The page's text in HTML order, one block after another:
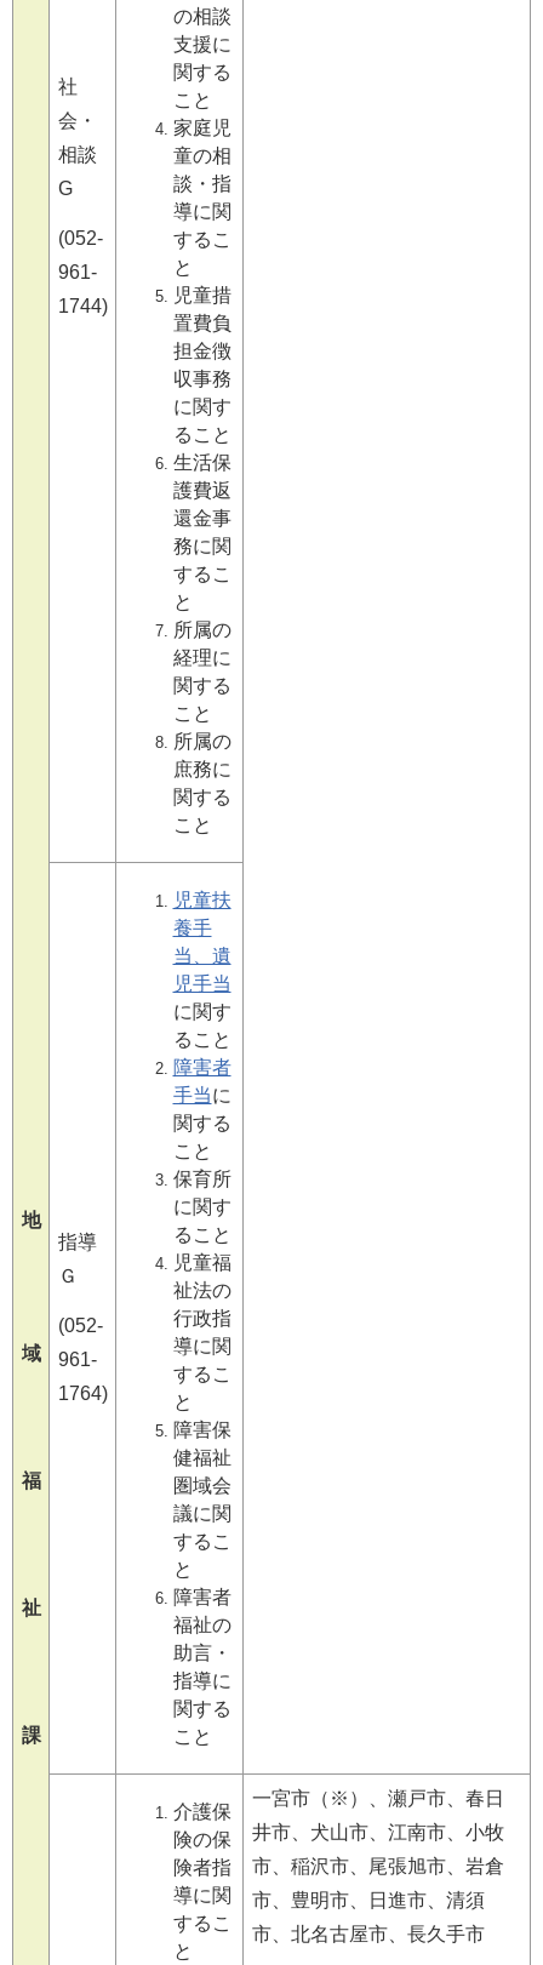
地
域
福
祉
課
社
会・
相談
G
(052-
961-
1744)
の相談
支援に
関する
こと
家庭児
童の相
談・指
導に関
するこ
と
児童措
置費負
担金徴
収事務
に関す
ること
生活保
護費返
還金事
務に関
するこ
と
所属の
経理に
関する
こと
所属の
庶務に
関する
こと
指導
Ｇ
(052-
961-
1764)
児童扶
養手
当、遺
児手当
に関す
ること
障害者
手当に
関する
こと
保育所
に関す
ること
児童福
祉法の
行政指
導に関
するこ
と
障害保
健福祉
圏域会
議に関
するこ
と
障害者
福祉の
助言・
指導に
関する
こと
介護保
険の保
険者指
導に関
するこ
と
一宮市（※）、瀬戸市、春日
井市、犬山市、江南市、小牧
市、稲沢市、尾張旭市、岩倉
市、豊明市、日進市、清須
市、北名古屋市、長久手市